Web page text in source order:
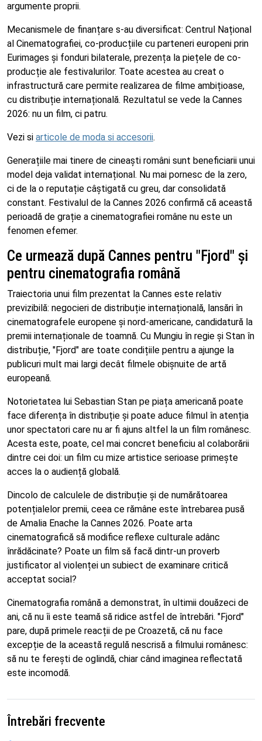
argumente proprii.
Mecanismele de finanțare s-au diversificat: Centrul Național
al Cinematografiei, co-producțiile cu parteneri europeni prin
Eurimages și fonduri bilaterale, prezența la piețele de co-
producție ale festivalurilor. Toate acestea au creat o
infrastructură care permite realizarea de filme ambițioase,
cu distribuție internațională. Rezultatul se vede la Cannes
2026: nu un film, ci patru.
Vezi si articole de moda si accesorii.
Generațiile mai tinere de cineaști români sunt beneficiarii unui
model deja validat internațional. Nu mai pornesc de la zero,
ci de la o reputație câștigată cu greu, dar consolidată
constant. Festivalul de la Cannes 2026 confirmă că această
perioadă de grație a cinematografiei române nu este un
fenomen efemer.
Ce urmează după Cannes pentru "Fjord" și
pentru cinematografia română
Traiectoria unui film prezentat la Cannes este relativ
previzibilă: negocieri de distribuție internațională, lansări în
cinematografele europene și nord-americane, candidatură la
premii internaționale de toamnă. Cu Mungiu în regie și Stan în
distribuție, "Fjord" are toate condițiile pentru a ajunge la
publicuri mult mai largi decât filmele obișnuite de artă
europeană.
Notorietatea lui Sebastian Stan pe piața americană poate
face diferența în distribuție și poate aduce filmul în atenția
unor spectatori care nu ar fi ajuns altfel la un film românesc.
Acesta este, poate, cel mai concret beneficiu al colaborării
dintre cei doi: un film cu mize artistice serioase primește
acces la o audiență globală.
Dincolo de calculele de distribuție și de numărătoarea
potențialelor premii, ceea ce rămâne este întrebarea pusă
de Amalia Enache la Cannes 2026. Poate arta
cinematografică să modifice reflexe culturale adânc
înrădăcinate? Poate un film să facă dintr-un proverb
justificator al violenței un subiect de examinare critică
acceptat social?
Cinematografia română a demonstrat, în ultimii douăzeci de
ani, că nu îi este teamă să ridice astfel de întrebări. "Fjord"
pare, după primele reacții de pe Croazetă, că nu face
excepție de la această regulă nescrisă a filmului românesc:
să nu te ferești de oglindă, chiar când imaginea reflectată
este incomodă.
Întrebări frecvente